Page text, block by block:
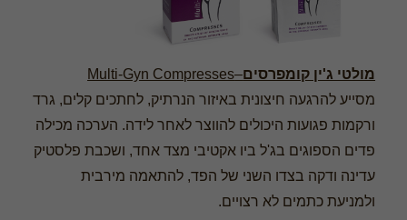
מולטי ג'ין קומפרסים–Multi-Gyn Compresses
מסייע להרגעה חיצונית באיזור הנרתיק, לחתכים קלים, גרד
ורקמות פגועות היכולים להווצר לאחר לידה. הערכה מכילה
פדים הספוגים בג'ל ביו אקטיבי מצד אחד, ושכבת פלסטיק
עדינה ודקה בצדו השני של הפד, להתאמה מירבית
ולמניעת כתמים לא רצויים.